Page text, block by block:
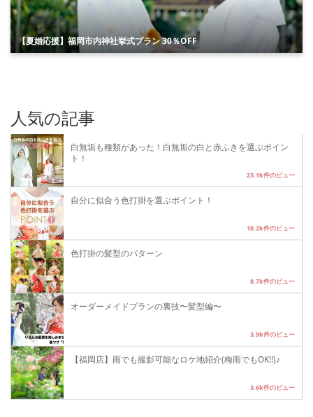
【夏婚応援】福岡市内神社挙式プラン 30％OFF
人気の記事
白無垢も種類があった！白無垢の白と赤ふきを選ぶポイン
ト！
23.1k件のビュー
自分に似合う色打掛を選ぶポイント！
10.2k件のビュー
色打掛の髪型のパターン
8.7k件のビュー
オーダーメイドプランの裏技〜髪型編〜
3.9k件のビュー
【福岡店】雨でも撮影可能なロケ地紹介(梅雨でもOK!!)♪
3.6k件のビュー